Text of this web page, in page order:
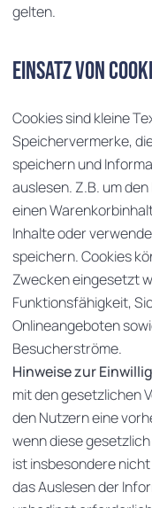
gelten.
Einsatz von
Cookies sind kleine
Speichervermerke,
speichern und
auslesen. Z.B. um
einen
Inhalte oder
speichern. Cookies
Zwecken eingesetzt
Funktionsfähigkeit,
Onlineangeboten
Besucherströme.
Hinweise zur
mit den gesetzlichen
den Nutzern eine
wenn diese
ist insbesondere
das Auslesen der